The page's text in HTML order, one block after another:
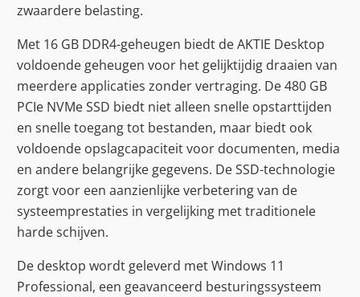
zwaardere belasting.
Met 16 GB DDR4-geheugen biedt de AKTIE Desktop
voldoende geheugen voor het gelijktijdig draaien van
meerdere applicaties zonder vertraging. De 480 GB
PCIe NVMe SSD biedt niet alleen snelle opstarttijden
en snelle toegang tot bestanden, maar biedt ook
voldoende opslagcapaciteit voor documenten, media
en andere belangrijke gegevens. De SSD-technologie
zorgt voor een aanzienlijke verbetering van de
systeemprestaties in vergelijking met traditionele
harde schijven.
De desktop wordt geleverd met Windows 11
Professional, een geavanceerd besturingssysteem